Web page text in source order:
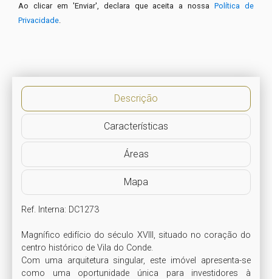
Ao clicar em 'Enviar', declara que aceita a nossaPolítica de
Privacidade.
Descrição
Características
Áreas
Mapa
Ref. Interna: DC1273
Magnífico edifício do século XVIII, situado no coração do
centro histórico de Vila do Conde.
Com uma arquitetura singular, este imóvel apresenta-se
como uma oportunidade única para investidores à